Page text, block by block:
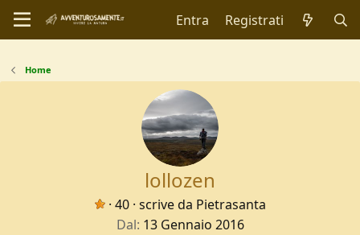
Entra Registrati
Home
lollozen
· 40 · scrive da Pietrasanta
Dal 13 Gennaio 2016